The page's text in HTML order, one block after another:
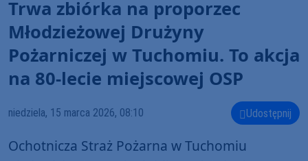
Trwa zbiórka na proporzec
Młodzieżowej Drużyny
Pożarniczej w Tuchomiu. To akcja
na 80-lecie miejscowej OSP
niedziela, 15 marca 2026, 08:10 Udostępnij
Ochotnicza Straż Pożarna w Tuchomiu